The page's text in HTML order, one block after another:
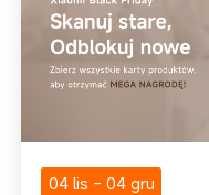
04 lis - 04 gru